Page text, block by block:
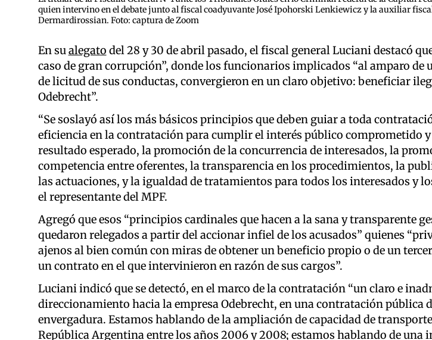
quien intervino en el debate junto al fiscal coadyuvante José Ipohorski Lenkiewicz y la auxiliar
Dermardirossian. Foto: captura de Zoom
En sualegato del 28 y 30 de abril pasado, el fiscal general Luciani destacó
caso de gran corrupción”, donde los funcionarios implicados “al amparo de
de licitud de sus conductas, convergieron en un claro objetivo: beneficiar
Odebrecht”.
“Se soslayó así los más básicos principios que deben guiar a toda
eficiencia en la contratación para cumplir el interés público comprometido
resultado esperado, la promoción de la concurrencia de interesados, la
competencia entre oferentes, la transparencia en los procedimientos, la
las actuaciones, y la igualdad de tratamientos para todos los interesados y
el representante del MPF.
Agregó que esos “principios cardinales que hacen a la sana y transparente
quedaron relegados a partir del accionar infiel de los acusados” quienes
ajenos al bien común con miras de obtener un beneficio propio o de un
un contrato en el que intervinieron en razón de sus cargos”.
Luciani indicó que se detectó, en el marco de la contratación “un claro e
direccionamiento hacia la empresa Odebrecht, en una contratación pública
envergadura. Estamos hablando de la ampliación de capacidad de transporte
República Argentina entre los años 2006 y 2008; estamos hablando de una